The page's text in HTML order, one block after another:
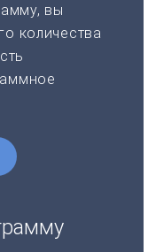
вы
количества